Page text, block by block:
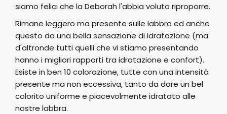
siamo felici che la Deborah l'abbia voluto riproporre.
Rimane leggero ma presente sulle labbra ed anche
questo da una bella sensazione di idratazione (ma
d'altronde tutti quelli che vi stiamo presentando
hanno i migliori rapporti tra idratazione e confort).
Esiste in ben 10 colorazione, tutte con una intensità
presente ma non eccessiva, tanto da dare un bel
colorito uniforme e piacevolmente idratato alle
nostre labbra.